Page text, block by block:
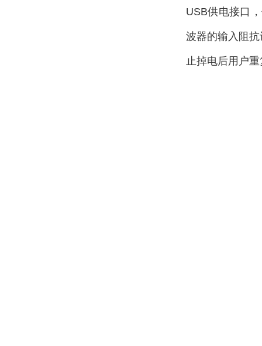
USB供电接口
波器的输入阻
止掉电后用户